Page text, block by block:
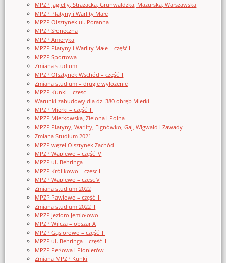
MPZP Jagielly, Strazacka, Grunwaldzka, Mazurska, Warszawska
MPZP Platyny i Warlity Małe
MPZP Olsztynek ul. Poranna
MPZP Słoneczna
MPZP Ameryka
MPZP Platyny i Warlity Małe – część II
MPZP Sportowa
Zmiana studium
MPZP Olsztynek Wschód – część II
Zmiana studium – drugie wyłożenie
MPZP Kunki – czesc I
Warunki zabudowy dla dz. 380 obręb Mierki
MPZP Mierki – część III
MPZP Mierkowska, Zielona i Polna
MPZP Platyny, Warlity, Elgnówko, Gaj, Wigwałd i Zawady
Zmiana Studium 2021
MPZP węzeł Olsztynek Zachód
MPZP Waplewo – część IV
MPZP ul. Behringa
MPZP Królikowo – czesc I
MPZP Waplewo – czesc V
Zmiana studium 2022
MPZP Pawłowo – część III
Zmiana studium 2022 II
MPZP jezioro Jemiołowo
MPZP Wilcza – obszar A
MPZP Gąsiorowo – część III
MPZP ul. Behringa – część II
MPZP Perłowa i Pionierów
Zmiana MPZP Kunki